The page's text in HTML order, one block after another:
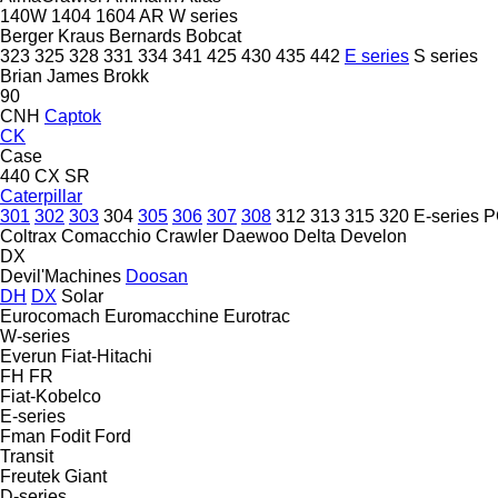
140W 1404 1604AR W series
Berger Kraus Bernards Bobcat
323 325 328 331 334 341 425 430 435 442 E series S series
Brian James Brokk
90
CNH Captok
CK
Case
440 CX SR
Caterpillar
301 302 303 304 305 306 307 308 312 313 315 320 E-series
Coltrax Comacchio Crawler Daewoo Delta Develon
DX
Devil'Machines Doosan
DH DX Solar
Eurocomach Euromacchine Eurotrac
W-series
Everun Fiat-Hitachi
FH FR
Fiat-Kobelco
E-series
Fman Fodit Ford
Transit
Freutek Giant